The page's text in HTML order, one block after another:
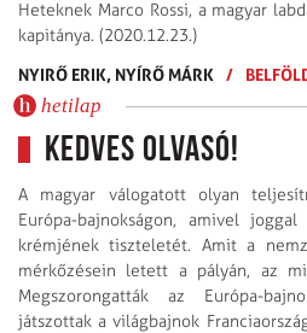
Heteknek Marco Rossi, a magyar
kapitánya. (2020.12.23.)
NYIRŐ ERIK, NYÍRŐ MÁRK /
hetilap
Kedves Olvasó!
A magyar válogatott olyan
Európa-bajnokságon, amivel
krémjének tiszteletét. Amit a
mérkőzésein letett a pályán, az
Megszorongatták az Európa-
játszottak a világbajnok